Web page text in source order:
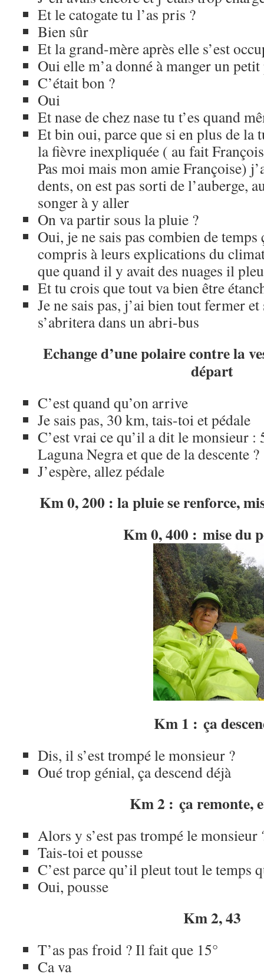
Et le catogate tu l’as pris ?
Bien sûr
Et la grand-mère après elle s’est
Oui elle m’a donné à manger un
C’était bon ?
Oui
Et nase de chez nase tu t’es quand
Et bin oui, parce que si en plus de la
la fièvre inexpliquée ( au fait
Pas moi mais mon amie Françoise)
dents, on est pas sorti de l’auberge,
songer à y aller
On va partir sous la pluie ?
Oui, je ne sais pas combien de
compris à leurs explications du
que quand il y avait des nuages il
Et tu crois que tout va bien être
Je ne sais pas, j’ai bien tout fermer
s’abritera dans un abri-bus
Echange d’une polaire contre la
départ
C’est quand qu’on arrive
Je sais pas, 30 km, tais-toi et pédale
C’est vrai ce qu’il a dit le monsieur :
Laguna Negra et que de la descente ?
J’espère, allez pédale
Km 0, 200 : la pluie se renforce,
Km 0, 400 : mise du
Km 1 : ça
Dis, il s’est trompé le monsieur ?
Oué trop génial, ça descend déjà
Km 2 : ça remonte,
Alors y s’est pas trompé le monsieur
Tais-toi et pousse
C’est parce qu’il pleut tout le temps
Oui, pousse
Km 2, 43
T’as pas froid ? Il fait que 15°
Ca va